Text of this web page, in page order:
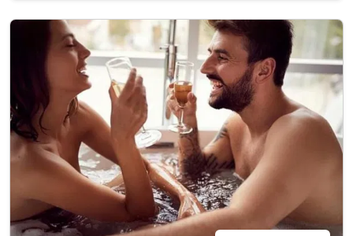
1 x Welcome Drink***
2 x Cocktail in der Lobbybar
inkl. 10% Rabatt im Hotelrestaurant
inkl. kostenloses Parken auf dem Hotelparkplatz
inkl. WLAN Nutzung im Hotel